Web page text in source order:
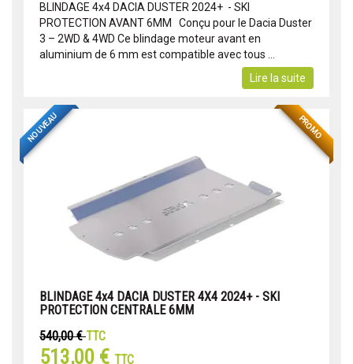
BLINDAGE 4x4 DACIA DUSTER 2024+ - SKI
PROTECTION AVANT 6MM Conçu pour le Dacia Duster
3 – 2WD & 4WD Ce blindage moteur avant en
aluminium de 6 mm est compatible avec tous ...
Lire la suite
PROMO
NOUVEAU
BLINDAGE 4x4 DACIA DUSTER 4X4 2024+ - SKI
PROTECTION CENTRALE 6MM
540,00 €TTC
513,00 € TTC